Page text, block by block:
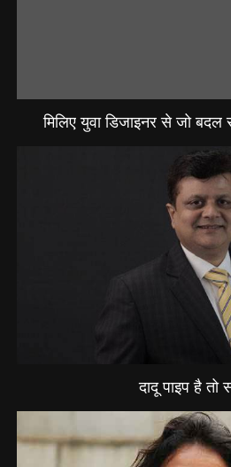
मिलिए युवा डिजाइनर से जो
दादू पाइप है तो